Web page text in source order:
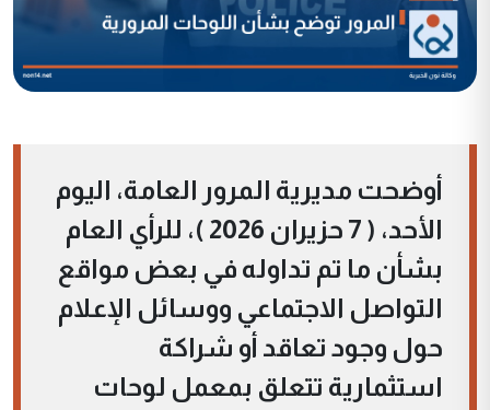
أوضحت مديرية المرور العامة، اليوم
الأحد، ( 7 حزيران 2026 )، للرأي العام
بشأن ما تم تداوله في بعض مواقع
التواصل الاجتماعي ووسائل الإعلام
حول وجود تعاقد أو شراكة
استثمارية تتعلق بمعمل لوحات